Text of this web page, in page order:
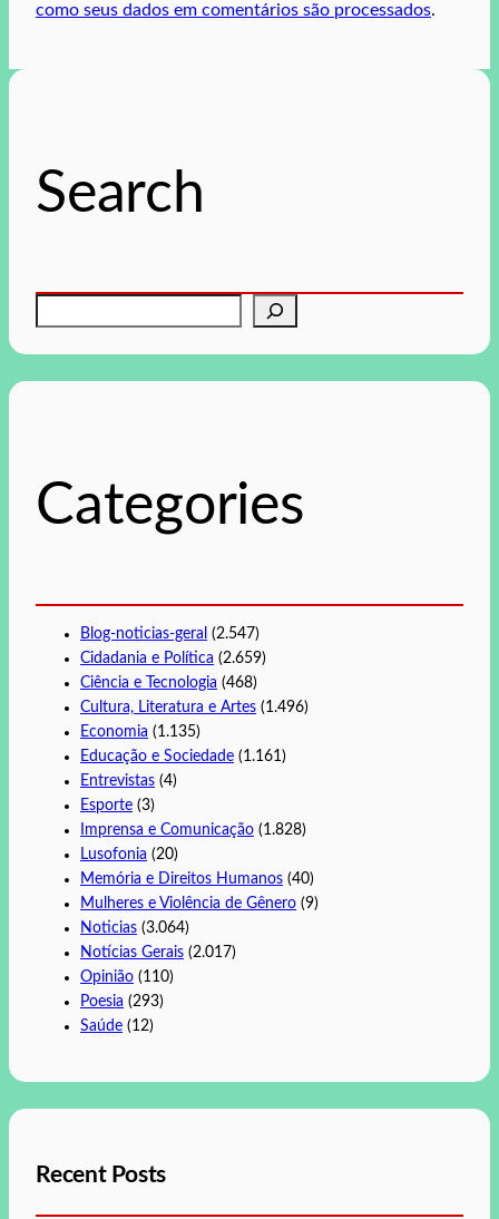
como seus dados em comentários são processados.
Search
aCategories
Blog-noticias-geral (2.547)
Cidadania e Política (2.659)
Ciência e Tecnologia (468)
Cultura, Literatura e Artes (1.496)
Economia (1.135)
Educação e Sociedade (1.161)
Entrevistas (4)
Esporte (3)
Imprensa e Comunicação (1.828)
Lusofonia (20)
Memória e Direitos Humanos (40)
Mulheres e Violência de Gênero (9)
Noticias (3.064)
Notícias Gerais (2.017)
Opinião (110)
Poesia (293)
Saúde (12)
Recent Posts